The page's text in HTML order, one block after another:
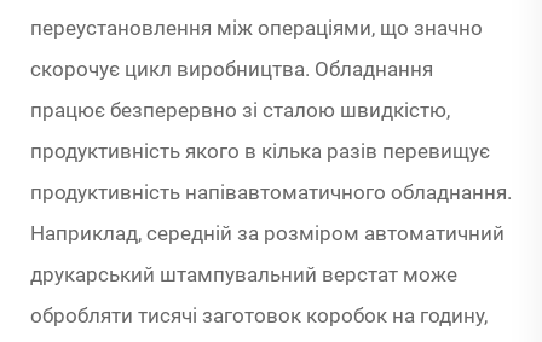
переустановлення між операціями, що значно
скорочує цикл виробництва. Обладнання
працює безперервно зі сталою швидкістю,
продуктивність якого в кілька разів перевищує
продуктивність напівавтоматичного обладнання.
Наприклад, середній за розміром автоматичний
друкарський штампувальний верстат може
обробляти тисячі заготовок коробок на годину,